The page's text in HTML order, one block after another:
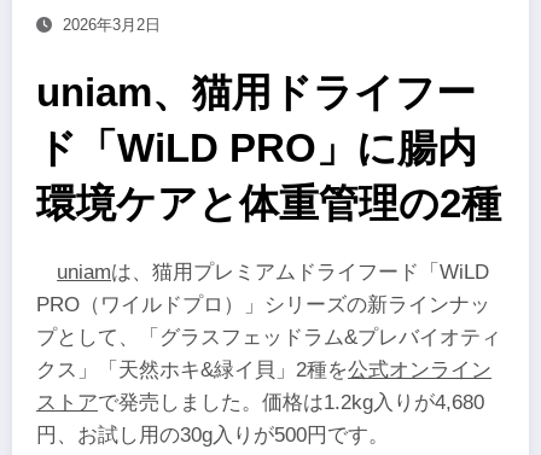
2026年3月2日
uniam、猫用ドライフー
ド「WiLD PRO」に腸内
環境ケアと体重管理の2種
uniamは、猫用プレミアムドライフード「WiLD
PRO（ワイルドプロ）」シリーズの新ラインナッ
プとして、「グラスフェッドラム&プレバイオティ
クス」「天然ホキ&緑イ貝」2種を公式オンライン
ストアで発売しました。価格は1.2kg入りが4,680
円、お試し用の30g入りが500円です。